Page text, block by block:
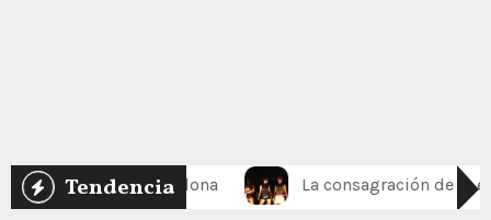
TendenciaLa consagración de la era digital: